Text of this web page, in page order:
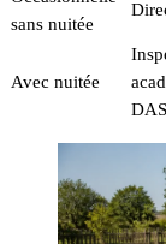
sans nuitée
Avec nuitée